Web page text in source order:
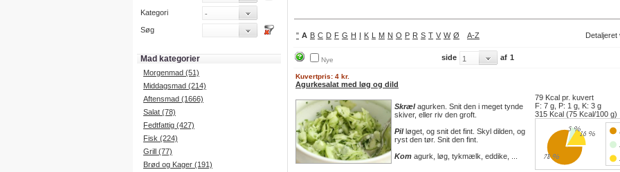
Kategori
Søg
Mad kategorier
Morgenmad (51)
Middagsmad (214)
Aftensmad (1666)
Salat (78)
Fedtfattig (427)
Fisk (224)
Grill (77)
Brød og Kager (191)
" A B C D F G H I K L M N O P R S T V W Ø A-Z Detaljeret
Nye side af 1
Kuvertpris: 4 kr.
Agurkesalat med løg og dild
Skrælagurken. Snit den i meget tynde
skiver, eller riv den groft.
Pilløget, og snit det fint. Skyl dilden, og
ryst den tør. Snit den fint.
Kom agurk, løg, tykmælk, eddike, ...
79 Kcal pr. kuvert
F: 7 g, P: 1 g, K: 3 g
315 Kcal (75 Kcal/100 g)